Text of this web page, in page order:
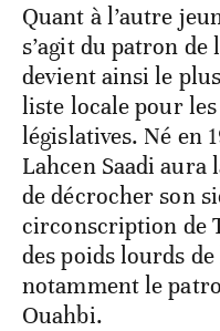
Quant à l’autre
s’agit du patron
devient ainsi le
liste locale pour
législatives. Né en
Lahcen Saadi aura
de décrocher son
circonscription de
des poids lourds
notamment le
Ouahbi.